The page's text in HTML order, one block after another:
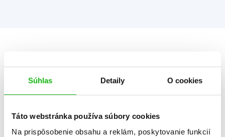
Súhlas Detaily O cookies
Táto webstránka používa súbory cookies
Na prispôsobenie obsahu a reklám, poskytovanie funkcií
Žáner
ilustrované knihy